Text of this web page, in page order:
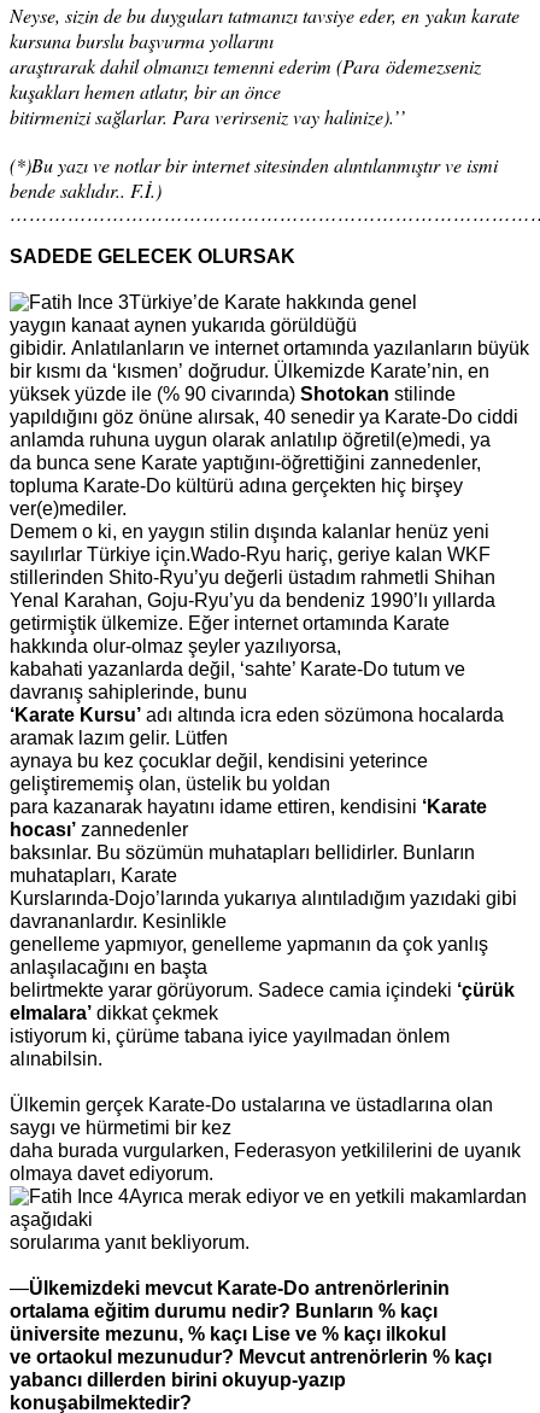
Neyse, sizin de bu duyguları tatmanızı tavsiye eder, en yakın karate
kursuna burslu başvurma yollarını
araştırarak dahil olmanızı temenni ederim (Para ödemezseniz
kuşakları hemen atlatır, bir an önce
bitirmenizi sağlarlar. Para verirseniz vay halinize).’’
(*)Bu yazı ve notlar bir internet sitesinden alıntılanmıştır ve ismi
bende saklıdır.. F.İ.)
SADEDE GELECEK OLURSAK
Türkiye’de Karate hakkında genel
yaygın kanaat aynen yukarıda görüldüğü
gibidir. Anlatılanların ve internet ortamında yazılanların büyük
bir kısmı da ‘kısmen’ doğrudur. Ülkemizde Karate’nin, en
yüksek yüzde ile (% 90 civarında) Shotokan stilinde
yapıldığını göz önüne alırsak, 40 senedir ya Karate-Do ciddi
anlamda ruhuna uygun olarak anlatılıp öğretil(e)medi, ya
da bunca sene Karate yaptığını-öğrettiğini zannedenler,
topluma Karate-Do kültürü adına gerçekten hiç birşey
ver(e)mediler.
Demem o ki, en yaygın stilin dışında kalanlar henüz yeni
sayılırlar Türkiye için.Wado-Ryu hariç, geriye kalan WKF
stillerinden Shito-Ryu’yu değerli üstadım rahmetli Shihan
Yenal Karahan, Goju-Ryu’yu da bendeniz 1990’lı yıllarda
getirmiştik ülkemize. Eğer internet ortamında Karate
hakkında olur-olmaz şeyler yazılıyorsa,
kabahati yazanlarda değil, ‘sahte’ Karate-Do tutum ve
davranış sahiplerinde, bunu
‘Karate Kursu’ adı altında icra eden sözümona hocalarda
aramak lazım gelir. Lütfen
aynaya bu kez çocuklar değil, kendisini yeterince
geliştirememiş olan, üstelik bu yoldan
para kazanarak hayatını idame ettiren, kendisini ‘Karate
hocası’ zannedenler
baksınlar. Bu sözümün muhatapları bellidirler. Bunların
muhatapları, Karate
Kurslarında-Dojo’larında yukarıya alıntıladığım yazıdaki gibi
davrananlardır. Kesinlikle
genelleme yapmıyor, genelleme yapmanın da çok yanlış
anlaşılacağını en başta
belirtmekte yarar görüyorum. Sadece camia içindeki ‘çürük
elmalara’ dikkat çekmek
istiyorum ki, çürüme tabana iyice yayılmadan önlem
alınabilsin.
Ülkemin gerçek Karate-Do ustalarına ve üstadlarına olan
saygı ve hürmetimi bir kez
daha burada vurgularken, Federasyon yetkililerini de uyanık
olmaya davet ediyorum.
Ayrıca merak ediyor ve en yetkili makamlardan
aşağıdaki
sorularıma yanıt bekliyorum.
—Ülkemizdeki mevcut Karate-Do antrenörlerinin
ortalama eğitim durumu nedir? Bunların % kaçı
üniversite mezunu, % kaçı Lise ve % kaçı ilkokul
ve ortaokul mezunudur? Mevcut antrenörlerin % kaçı
yabancı dillerden birini okuyup-yazıp
konuşabilmektedir?